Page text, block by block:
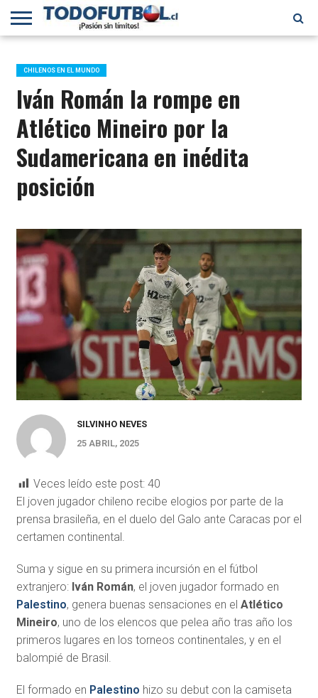
PRIMERA
B
SELECCIÓN
CHILENA
CHILENOS
EN EL
MUNDO
FÚTBOL
INTERNACIONAL
CHILENOS EN EL MUNDO
Iván Román la rompe en
Atlético Mineiro por la
Sudamericana en inédita
posición
SILVINHO NEVES
25 ABRIL, 2025
Veces leído este post: 40
El joven jugador chileno recibe elogios por parte de la
prensa brasileña, en el duelo del Galo ante Caracas por el
certamen continental.
Suma y sigue en su primera incursión en el fútbol
extranjero: Iván Román, el joven jugador formado en
Palestino, genera buenas sensaciones en el Atlético
Mineiro, uno de los elencos que pelea año tras año los
primeros lugares en los torneos continentales, y en el
balompié de Brasil.
El formado en Palestino hizo su debut con la camiseta